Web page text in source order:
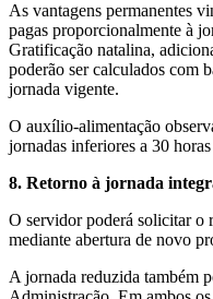
As vantagens permanentes
pagas proporcionalmente à
Gratificação natalina,
poderão ser calculados com
jornada vigente.
O auxílio-alimentação
jornadas inferiores a 30 horas
8. Retorno à jornada
O servidor poderá solicitar o
mediante abertura de novo
A jornada reduzida também